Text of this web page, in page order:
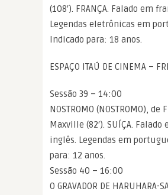
(108′). FRANÇA. Falado em
Legendas eletrônicas em
Indicado para: 18 anos.
ESPAÇO ITAÚ DE CINEMA –
Sessão 39 – 14:00
NOSTROMO (NOSTROMO), de
Maxville (82′). SUÍÇA. Falado
inglês. Legendas em
para: 12 anos.
Sessão 40 – 16:00
O GRAVADOR DE HARUHARA-